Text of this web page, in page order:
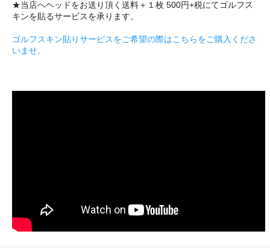
★当店へヘッドをお送り頂く送料＋１枚 500円+税にてゴルフス
キンを貼るサービスを承ります。
ゴルフスキン貼りサービスをご希望の際はこちらをご購入くださ
いませ。